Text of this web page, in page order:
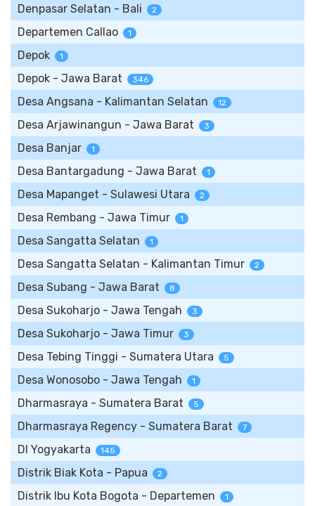
Denpasar Selatan - Bali 2
Departemen Callao 1
Depok 1
Depok - Jawa Barat 346
Desa Angsana - Kalimantan Selatan 12
Desa Arjawinangun - Jawa Barat 3
Desa Banjar 1
Desa Bantargadung - Jawa Barat 1
Desa Mapanget - Sulawesi Utara 2
Desa Rembang - Jawa Timur 1
Desa Sangatta Selatan 1
Desa Sangatta Selatan - Kalimantan Timur 2
Desa Subang - Jawa Barat 8
Desa Sukoharjo - Jawa Tengah 3
Desa Sukoharjo - Jawa Timur 3
Desa Tebing Tinggi - Sumatera Utara 5
Desa Wonosobo - Jawa Tengah 1
Dharmasraya - Sumatera Barat 5
Dharmasraya Regency - Sumatera Barat 7
DI Yogyakarta 145
Distrik Biak Kota - Papua 2
Distrik Ibu Kota Bogota - Departemen 1